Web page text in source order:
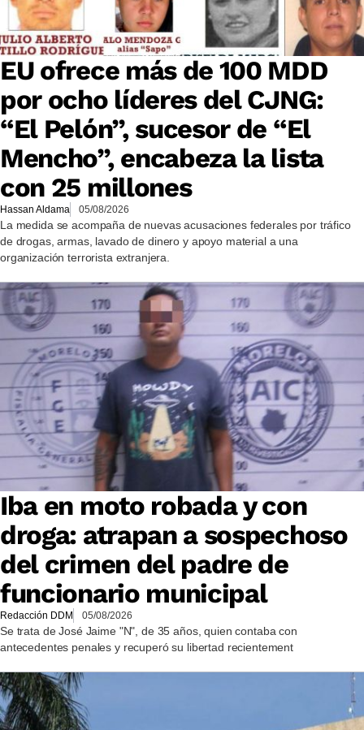
EU ofrece más de 100 MDD
por ocho líderes del CJNG:
“El Pelón”, sucesor de “El
Mencho”, encabeza la lista
con 25 millones
Hassan Aldama 05/08/2026
La medida se acompaña de nuevas acusaciones federales por tráfico
de drogas, armas, lavado de dinero y apoyo material a una
organización terrorista extranjera.
Iba en moto robada y con
droga: atrapan a sospechoso
del crimen del padre de
funcionario municipal
Redacción DDM 05/08/2026
Se trata de José Jaime "N", de 35 años, quien contaba con
antecedentes penales y recuperó su libertad recientement